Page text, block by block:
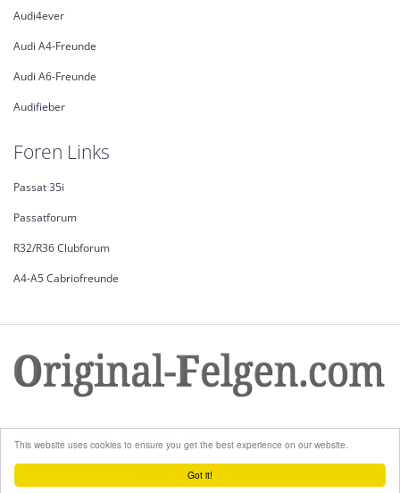
Got it!
This website uses cookies to ensure you get the best experience on our website.
Audi4ever
Audi A4-Freunde
Audi A6-Freunde
Audifieber
Foren Links
Passat 35i
Passatforum
R32/R36 Clubforum
A4-A5 Cabriofreunde
© Copyright 2026. All Rights Reserved.
Sitemap